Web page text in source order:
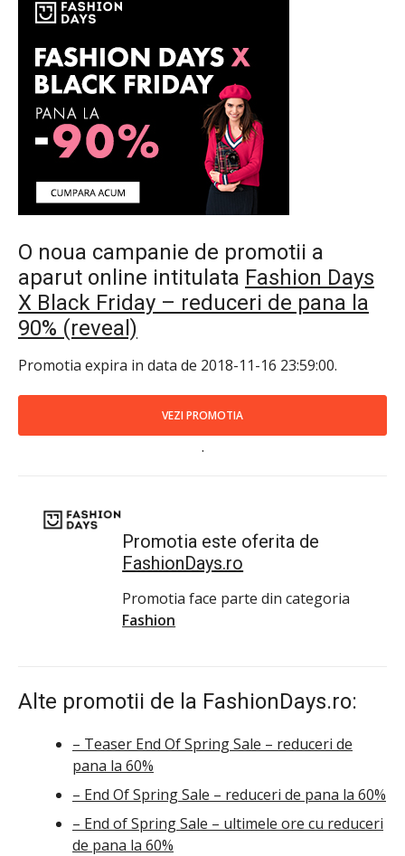
O noua campanie de promotii a
aparut online intitulata Fashion Days
X Black Friday – reduceri de pana la
90% (reveal)
Promotia expira in data de 2018-11-16 23:59:00.
VEZI PROMOTIA
.
Promotia este oferita de
FashionDays.ro
Promotia face parte din categoria
Fashion
Alte promotii de la FashionDays.ro:
– Teaser End Of Spring Sale – reduceri de
pana la 60%
– End Of Spring Sale – reduceri de pana la 60%
– End of Spring Sale – ultimele ore cu reduceri
de pana la 60%